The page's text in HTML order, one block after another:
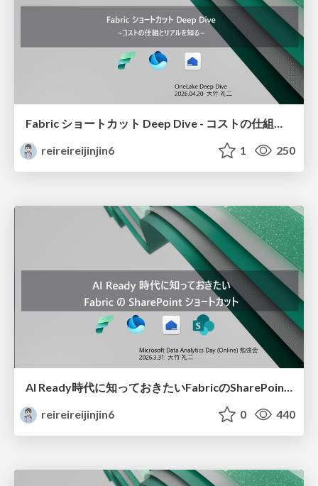
Fabric ショートカット Deep Dive - コストの仕組とリアルを知る -（Fabric Shortcuts Deep Dive: Understanding the Cost Model and the Reality）
reireireijinjin6
1 250
AI Ready時代に知っておきたいFabricのSharePointショートカット(Fabric SharePoint Shortcuts: What You Should Know in the AI-Ready Era)
reireireijinjin6
0 440